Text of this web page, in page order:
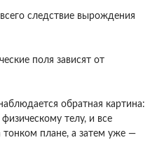
следствие вырождения
поля зависят от
обратная картина:
телу, и все
тонком плане, а затем уже —